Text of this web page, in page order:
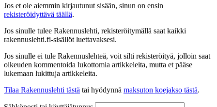
Jos et ole aiemmin kirjautunut sisään, sinun on ensin
rekisteröidyttävä täällä.
Jos sinulle tulee Rakennuslehti, rekisteröitymällä saat kaikki
rakennuslehti.fi-sisällöt luettavaksesi.
Jos sinulle ei tule Rakennuslehteä, voit silti rekisteröityä, jolloin saat
oikeuden kommentoida lukottomia artikkeleita, mutta et pääse
lukemaan lukittuja artikkeleita.
Tilaa Rakennuslehti tästä tai hyödynnä maksuton koejakso tästä.